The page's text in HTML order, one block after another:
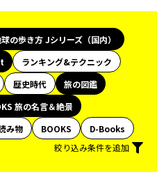
の歩き方 Jシリーズ（国内）
ランキング&テクニック
歴史時代
旅の図鑑
旅の名言＆絶景
み物 BOOKS
D-Books
絞り込み条件を追加